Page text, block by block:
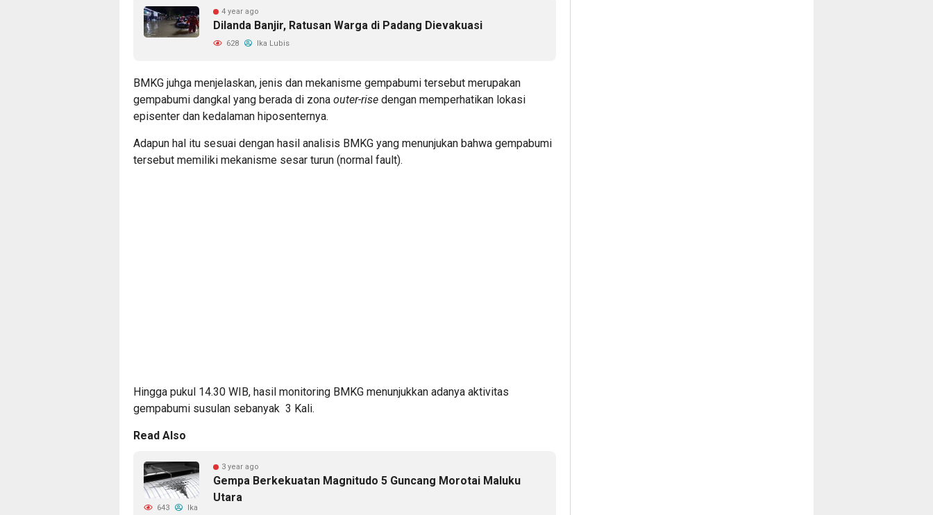
4 year ago
Dilanda Banjir, Ratusan Warga di Padang Dievakuasi
628 Ika Lubis
BMKG juhga menjelaskan, jenis dan mekanisme gempabumi tersebut merupakan
gempabumi dangkal yang berada di zona outer-rise dengan memperhatikan lokasi
episenter dan kedalaman hiposenternya.
Adapun hal itu sesuai dengan hasil analisis BMKG yang menunjukan bahwa gempabumi
tersebut memiliki mekanisme sesar turun (normal fault).
Hingga pukul 14.30 WIB, hasil monitoring BMKG menunjukkan adanya aktivitas
gempabumi susulan sebanyak 3 Kali.
Read Also
3 year ago
Gempa Berkekuatan Magnitudo 5 Guncang Morotai Maluku
Utara
643
Ika